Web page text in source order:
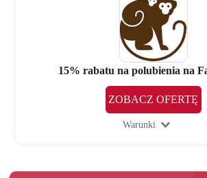
15% rabatu na polubienia na
ZOBACZ OFERTĘ
Warunki